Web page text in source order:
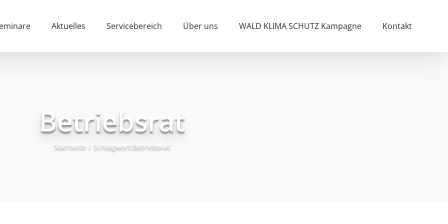
Aktuelles Servicebereich Über uns WALD KLIMA SCHUTZ Kampagne Kontakt
Betriebsrat
Startseite / Schlagwort: Betriebsrat